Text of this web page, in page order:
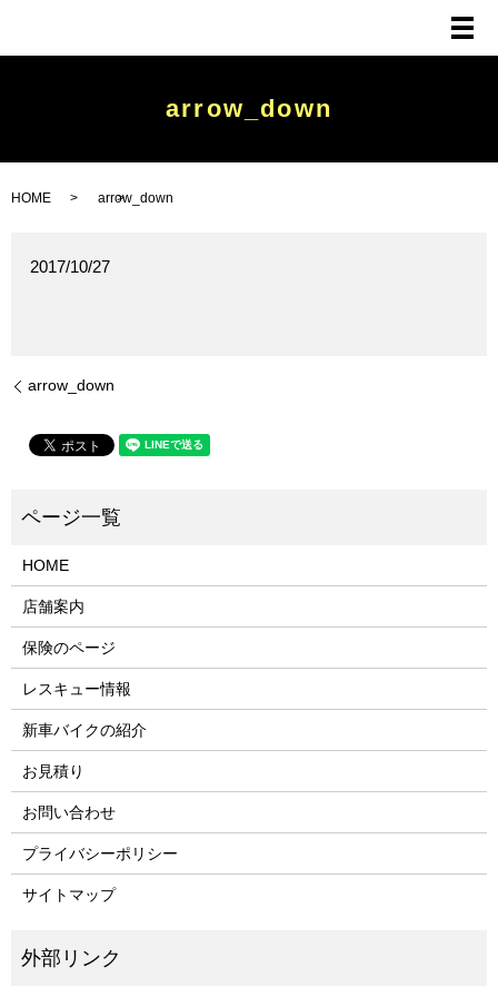
メ
arrow_down
HOME arrow_down
2017/10/27
arrow_down
HOME
店舗案内
保険のページ
レスキュー情報
新車バイクの紹介
お見積り
お問い合わせ
プライバシーポリシー
サイトマップ